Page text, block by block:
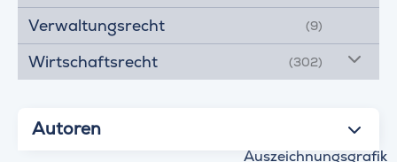
Verwaltungsrecht (9)
Wirtschaftsrecht (302)
Autoren